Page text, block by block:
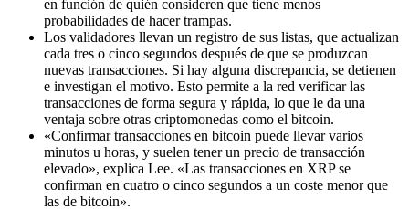
en función de quién consideren que tiene menos
probabilidades de hacer trampas.
Los validadores llevan un registro de sus listas, que actualizan
cada tres o cinco segundos después de que se produzcan
nuevas transacciones. Si hay alguna discrepancia, se detienen
e investigan el motivo. Esto permite a la red verificar las
transacciones de forma segura y rápida, lo que le da una
ventaja sobre otras criptomonedas como el bitcoin.
«Confirmar transacciones en bitcoin puede llevar varios
minutos u horas, y suelen tener un precio de transacción
elevado», explica Lee. «Las transacciones en XRP se
confirman en cuatro o cinco segundos a un coste menor que
las de bitcoin».